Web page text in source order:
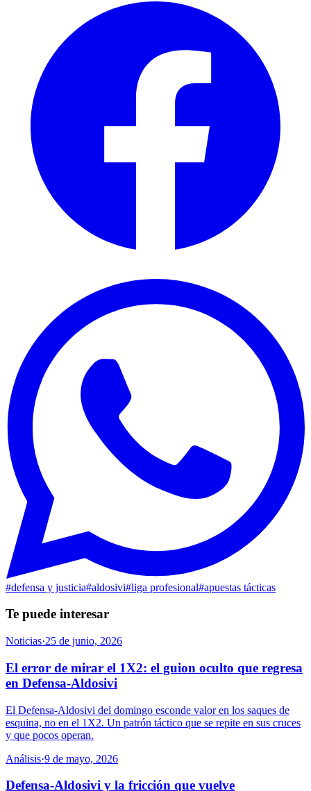
#defensa y justicia#aldosivi#liga profesional#apuestas tácticas
Te puede interesar
Noticias·25 de junio, 2026
El error de mirar el 1X2: el guion oculto que regresa
en Defensa-Aldosivi
El Defensa-Aldosivi del domingo esconde valor en los saques de
esquina, no en el 1X2. Un patrón táctico que se repite en sus cruces
y que pocos operan.
Análisis·9 de mayo, 2026
Defensa-Aldosivi y la fricción que vuelve